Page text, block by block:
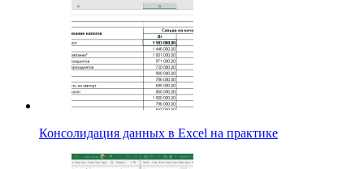
Консолидация данных в Excel на практике